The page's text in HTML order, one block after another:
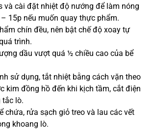
và cài đặt nhiệt độ nướng để làm nóng
– 15p nếu muốn quay thực phẩm.
chín đều, nên bật chế độ xoay tự
trình.
dầu vượt quá ½ chiều cao của bể
sử dụng, tắt nhiệt bằng cách vặn theo
kim đồng hồ đến khi kịch tầm, cắt điện
tắc lò.
chứa, rửa sạch giỏ treo và lau các vết
khoang lò.